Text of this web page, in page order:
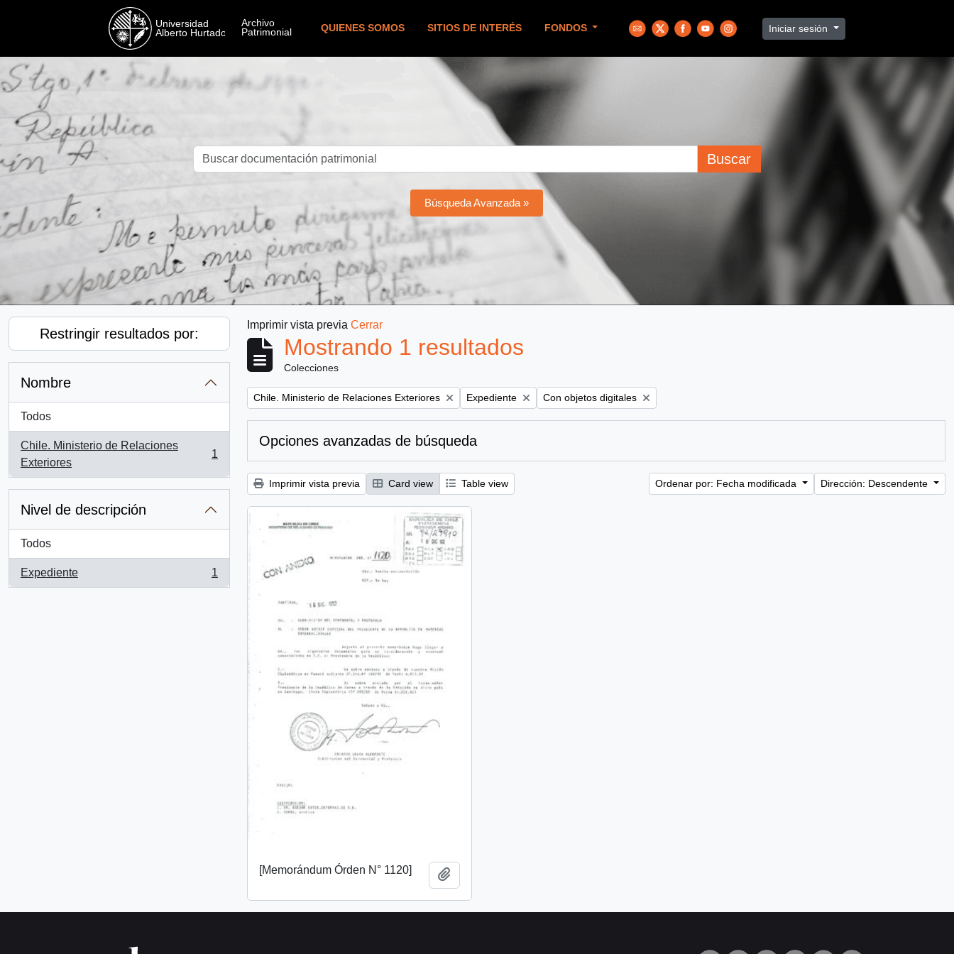
QUIENES SOMOS SITIOS DE INTERÉS FONDOS Iniciar sesión
Buscar
Búsqueda Avanzada »
Restringir resultados por:
Nombre
Todos
Chile. Ministerio de Relaciones
Exteriores
, 1 resultados
1
Nivel de descripción
Todos
Expediente
, 1 resultados
1
Imprimir vista previa Cerrar
Mostrando 1 resultados
Colecciones
Remove filter:
Chile. Ministerio de Relaciones Exteriores Remove filter:
Expediente Remove filter:
Con objetos digitales
Opciones avanzadas de búsqueda
Imprimir vista previa Card view Table view Ordenar por: Fecha modificada Dirección: Descendente
[Memorándum Órden N° 1120]